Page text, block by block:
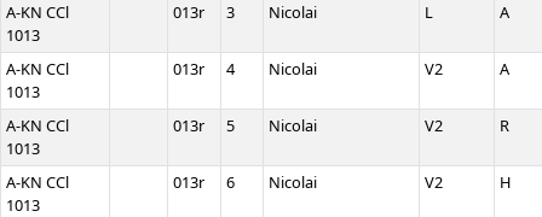
A-KN CCl
1013
013r 3 Nicolai L A
A-KN CCl
1013
013r 4 Nicolai V2 A
A-KN CCl
1013
013r 5 Nicolai V2 R
A-KN CCl
1013
013r 6 Nicolai V2 H